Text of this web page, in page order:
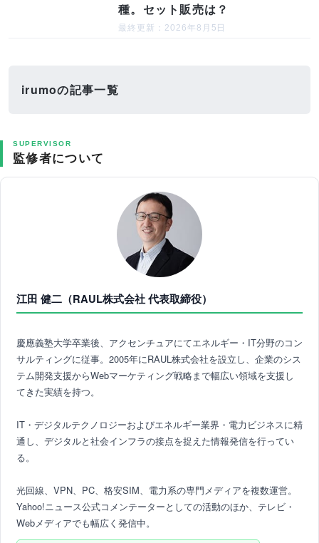
種。セット販売は？
最終更新：2026年8月5日
irumoの記事一覧
SUPERVISOR
監修者について
江田 健二（RAUL株式会社 代表取締役）
慶應義塾大学卒業後、アクセンチュアにてエネルギー・IT分野のコン
サルティングに従事。2005年にRAUL株式会社を設立し、企業のシス
テム開発支援からWebマーケティング戦略まで幅広い領域を支援し
てきた実績を持つ。
IT・デジタルテクノロジーおよびエネルギー業界・電力ビジネスに精
通し、デジタルと社会インフラの接点を捉えた情報発信を行ってい
る。
光回線、VPN、PC、格安SIM、電力系の専門メディアを複数運営。
Yahoo!ニュース公式コメンテーターとしての活動のほか、テレビ・
Webメディアでも幅広く発信中。